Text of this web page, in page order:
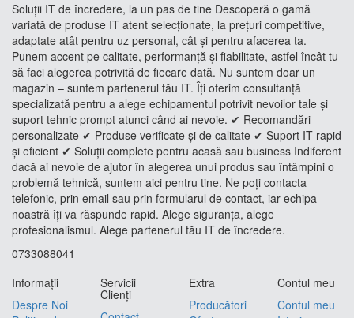
Soluții IT de încredere, la un pas de tine Descoperă o gamă
variată de produse IT atent selecționate, la prețuri competitive,
adaptate atât pentru uz personal, cât și pentru afacerea ta.
Punem accent pe calitate, performanță și fiabilitate, astfel încât tu
să faci alegerea potrivită de fiecare dată. Nu suntem doar un
magazin – suntem partenerul tău IT. Îți oferim consultanță
specializată pentru a alege echipamentul potrivit nevoilor tale și
suport tehnic prompt atunci când ai nevoie. ✔ Recomandări
personalizate ✔ Produse verificate și de calitate ✔ Suport IT rapid
și eficient ✔ Soluții complete pentru acasă sau business Indiferent
dacă ai nevoie de ajutor în alegerea unui produs sau întâmpini o
problemă tehnică, suntem aici pentru tine. Ne poți contacta
telefonic, prin email sau prin formularul de contact, iar echipa
noastră îți va răspunde rapid. Alege siguranța, alege
profesionalismul. Alege partenerul tău IT de încredere.
0733088041
Informaţii
Despre Noi
Servicii
Clienţi
Extra
Producători
Contul meu
Contul meu